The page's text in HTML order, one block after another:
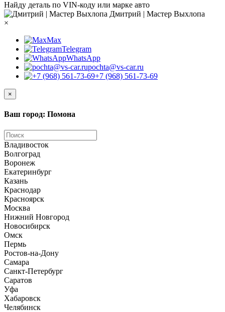
Найду деталь по VIN-коду или марке авто
Дмитрий | Мастер Выхлопа
×
Max
Telegram
WhatsApp
pochta@vs-car.ru
+7 (968) 561-73-69
×
Ваш город: Помона
Владивосток
Волгоград
Воронеж
Екатеринбург
Казань
Краснодар
Красноярск
Москва
Нижний Новгород
Новосибирск
Омск
Пермь
Ростов-на-Дону
Самара
Санкт-Петербург
Саратов
Уфа
Хабаровск
Челябинск